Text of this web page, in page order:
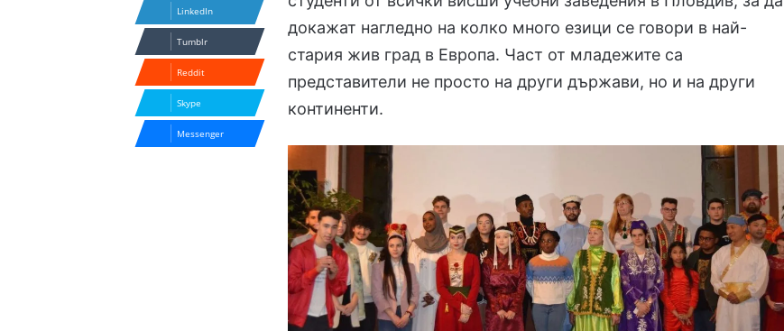
докажат нагледно на колко много езици се говори в най-
стария жив град в Европа. Част от младежите са
представители не просто на други държави, но и на други
континенти.
LinkedIn
Tumblr
Reddit
Skype
Messenger